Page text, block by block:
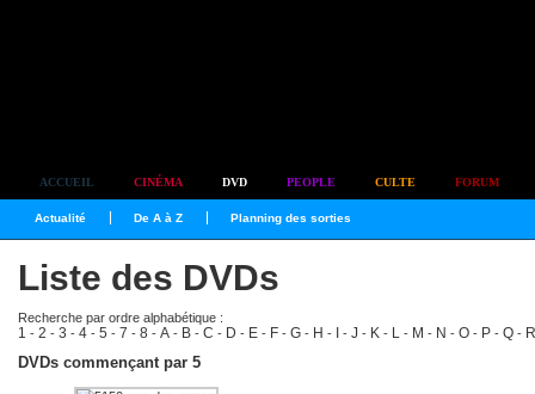
ACCUEIL CINÉMA DVD PEOPLE CULTE FORUM
Actualité De A à Z Planning des sorties
Liste des DVDs
Recherche par ordre alphabétique :
1 - 2 - 3 - 4 - 5 - 7 - 8 - A - B - C - D - E - F - G - H - - J - K - L - M - N - O - P - Q - R
DVDs commençant par 5